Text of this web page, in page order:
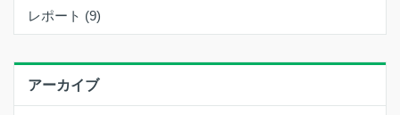
レポート (9)
アーカイブ